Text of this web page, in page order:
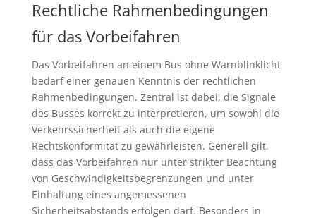
Rechtliche Rahmenbedingungen
für das Vorbeifahren
Das Vorbeifahren an einem Bus ohne Warnblinklicht
bedarf einer genauen Kenntnis der rechtlichen
Rahmenbedingungen. Zentral ist dabei, die Signale
des Busses korrekt zu interpretieren, um sowohl die
Verkehrssicherheit als auch die eigene
Rechtskonformität zu gewährleisten. Generell gilt,
dass das Vorbeifahren nur unter strikter Beachtung
von Geschwindigkeitsbegrenzungen und unter
Einhaltung eines angemessenen
Sicherheitsabstands erfolgen darf. Besonders in